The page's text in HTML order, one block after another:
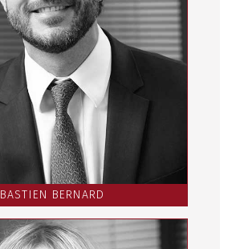
BASTIEN BERNARD